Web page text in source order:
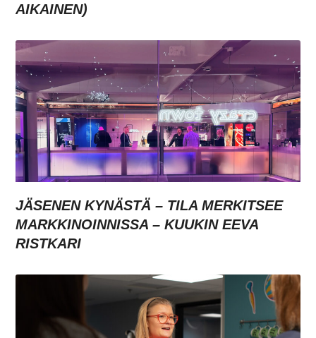
AIKAINEN)
JÄSENEN KYNÄSTÄ – TILA MERKITSEE
MARKKINOINNISSA – KUUKIN EEVA
RISTKARI